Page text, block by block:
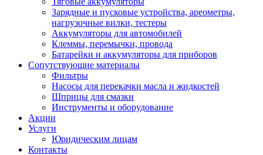
Зарядные и пусковые устройства, ареометры,
нагрузочные вилки, тестеры
Аккумуляторы для автомобилей
Клеммы, перемычки, провода
Батарейки и аккумуляторы для приборов
Сопутствующие материалы
Фильтры
Насосы для перекачки масла и жидкостей
Шприцы для смазки
Инструменты и оборудование
Акции
Услуги
Юридическим лицам
Контакты